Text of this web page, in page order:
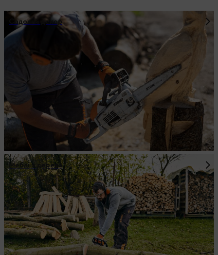
Садовий декор
Меблі з дерева